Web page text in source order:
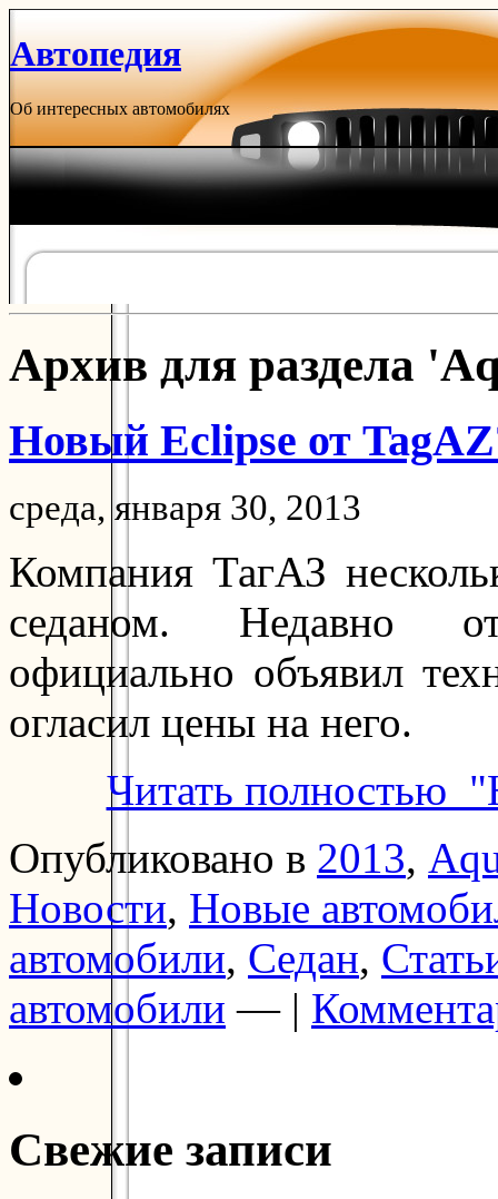
Автопедия
Об интересных автомобилях
Архив для раздела
Новый Eclipse от
среда, января 30, 2013
Компания ТагАЗ
седаном. Недавно
официально объявил
огласил цены на него.
Читать полностью
Опубликовано в 2013,
Новости, Новые
автомобили, Седан,
автомобили — |
Свежие записи